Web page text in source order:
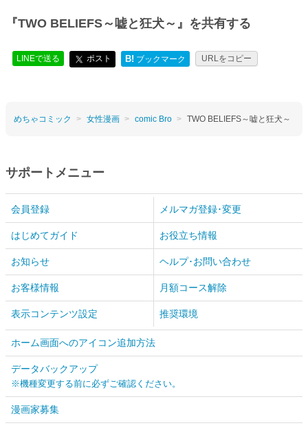
『TWO BELIEFS～嘘と狂犬～』を共有する
LINEで送る ポスト B! ブックマーク URLをコピー
めちゃコミック 女性漫画 comic Bro TWO BELIEFS～嘘と狂犬～
サポートメニュー
会員登録 メルマガ登録･変更
はじめてガイド お役立ち情報
お知らせ ヘルプ･お問い合わせ
お客様情報 月額コース解除
表示コンテンツ設定 推奨環境
ホーム画面へのアイコン追加方法
データバックアップ
※機種変更する前に必ずご確認ください。
漫画家募集